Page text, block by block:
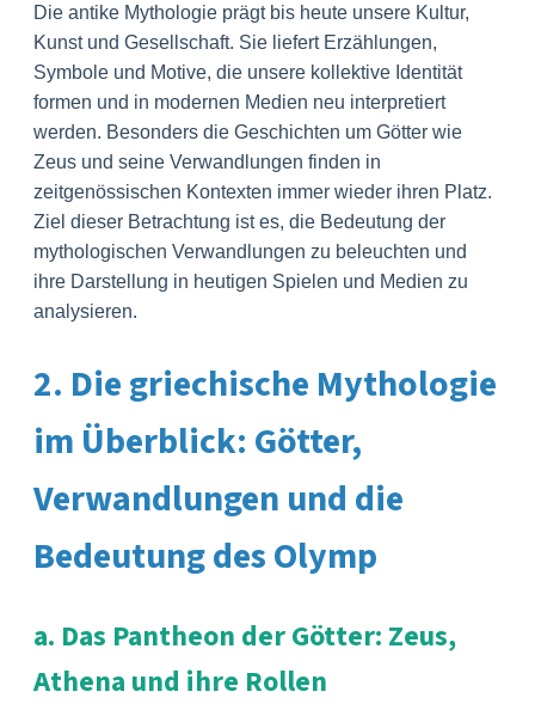
Die antike Mythologie prägt bis heute unsere Kultur,
Kunst und Gesellschaft. Sie liefert Erzählungen,
Symbole und Motive, die unsere kollektive Identität
formen und in modernen Medien neu interpretiert
werden. Besonders die Geschichten um Götter wie
Zeus und seine Verwandlungen finden in
zeitgenössischen Kontexten immer wieder ihren Platz.
Ziel dieser Betrachtung ist es, die Bedeutung der
mythologischen Verwandlungen zu beleuchten und
ihre Darstellung in heutigen Spielen und Medien zu
analysieren.
2. Die griechische Mythologie
im Überblick: Götter,
Verwandlungen und die
Bedeutung des Olymp
a. Das Pantheon der Götter: Zeus,
Athena und ihre Rollen